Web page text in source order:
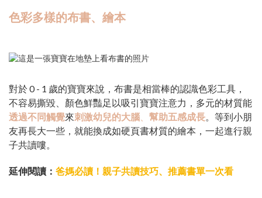
色彩多樣的布書、繪本
對於 0 - 1 歲的寶寶來說，布書是相當棒的認識色彩工具，
不容易撕毀、顏色鮮豔足以吸引寶寶注意力，多元的材質能
透過不同觸覺來刺激幼兒的大腦 幫助五感成長 。等到小朋
友再長大一些，就能換成如硬頁書材質的繪本，一起進行親
子共讀嘍。
延伸閱讀： 爸媽必讀！親子共讀技巧、推薦書單一次看